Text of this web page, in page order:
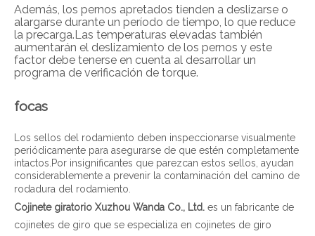
Además, los pernos apretados tienden a deslizarse o
alargarse durante un período de tiempo, lo que reduce
la precarga.Las temperaturas elevadas también
aumentarán el deslizamiento de los pernos y este
factor debe tenerse en cuenta al desarrollar un
programa de verificación de torque.
focas
Los sellos del rodamiento deben inspeccionarse visualmente
periódicamente para asegurarse de que estén completamente
intactos.Por insignificantes que parezcan estos sellos, ayudan
considerablemente a prevenir la contaminación del camino de
rodadura del rodamiento.
Cojinete giratorio Xuzhou Wanda Co., Ltd. es un fabricante de
cojinetes de giro que se especializa en cojinetes de giro